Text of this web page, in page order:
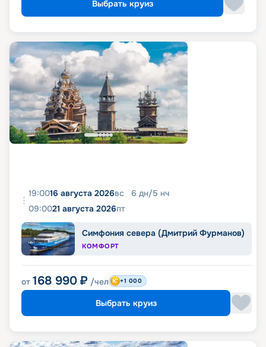
Выбрать круиз
19:0016 августа 2026вс 6 дн/5 нч
09:0021 августа 2026пт
Симфония севера (Дмитрий Фурманов)
КОМФОРТ
от 168 990 ₽ /чел +1 000
Выбрать круиз